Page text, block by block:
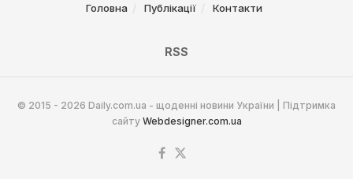
Головна Публікації Контакти
RSS
© 2015 - 2026 Daily.com.ua - щоденні новини України | Підтримка
сайту Webdesigner.com.ua